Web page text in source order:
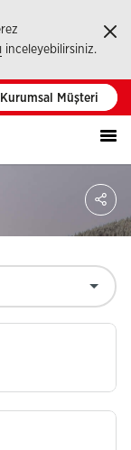
inceleyebilirsiniz.
Kurumsal Müşteri